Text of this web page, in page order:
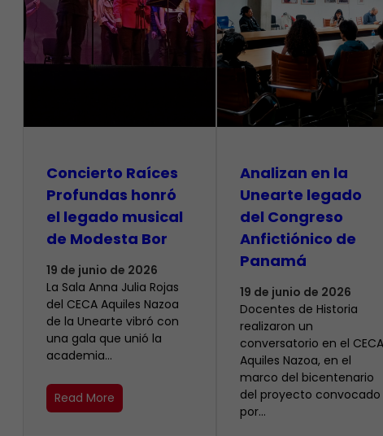
​Concierto Raíces
Profundas honró
el legado musical
de Modesta Bor
19 de junio de 2026
La Sala Anna Julia Rojas
del CECA Aquiles Nazoa
de la Unearte vibró con
una gala que unió la
academia…
Read More
Analizan en la
Unearte legado
del Congreso
Anfictiónico de
Panamá
19 de junio de 2026
Docentes de Historia
realizaron un
conversatorio en el CECA
Aquiles Nazoa, en el
marco del bicentenario
del proyecto convocado
por…